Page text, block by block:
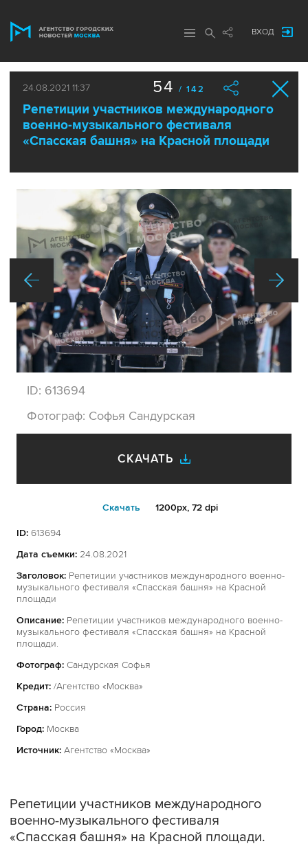
ВХОД
24.08.2021 11:37
Репетиции участников международного
военно-музыкального фестиваля
«Спасская башня» на Красной площади
54 / 142
ID: 613694
Фотограф: Софья Сандурская
СКАЧАТЬ
Cкачать 1200px, 72 dpi
ID: 613694
Дата съемки: 24.08.2021
Заголовок: Репетиции участников международного военно-
музыкального фестиваля «Спасская башня» на Красной
площади
Описание: Репетиции участников международного военно-
музыкального фестиваля «Спасская башня» на Красной
площади.
Фотограф: Сандурская Софья
Кредит: /Агентство «Москва»
Страна: Россия
Город: Москва
Источник: Агентство «Москва»
Репетиции участников международного
военно-музыкального фестиваля
«Спасская башня» на Красной площади.